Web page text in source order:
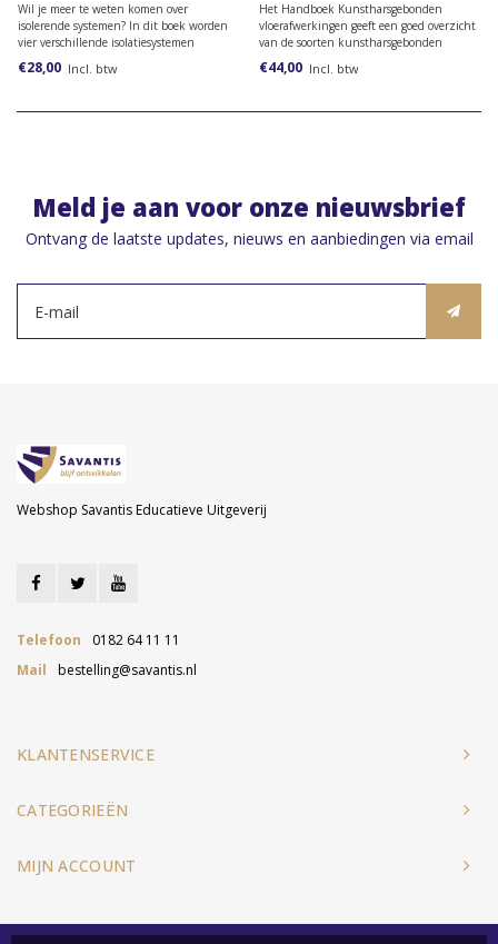
Wil je meer te weten komen over
isolerende systemen? In dit boek worden
vier verschillende isolatiesystemen
besproken.
€28,00 Incl. btw
Het Handboek Kunstharsgebonden
vloerafwerkingen geeft een goed overzicht
van de soorten kunstharsgebonden
vloerafwerkingen, met hun specifieke
toepassingen en eigenschappen.
€44,00 Incl. btw
Meld je aan voor onze nieuwsbrief
Ontvang de laatste updates, nieuws en aanbiedingen via email
Webshop Savantis Educatieve Uitgeverij
Telefoon
0182 64 11 11
Mail
bestelling@savantis.nl
KLANTENSERVICE
CATEGORIEËN
MIJN ACCOUNT